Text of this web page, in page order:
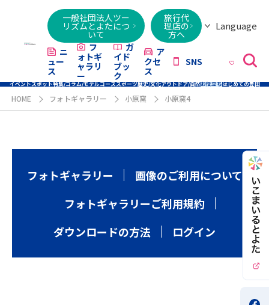
一般社団法人ツー
リズムとよたにつ
いて
旅行代
理店の
方へ
Language
Việt
ニ
ュー
ス
フ
ォトギ
ャラリ
ー
ガ
イド
ブッ
ク
ア
クセ
ス
SNS
イベントスポット特集/コラム/モデルコーススポーツ歴史/文化アウトドア/自然お役立ちはじめての豊田
HOME フォトギャラリー 小原窯 小原窯4
フォトギャラリー
画像のご利用について
フォトギャラリーご利用規約
ダウンロードの方法
ログイン